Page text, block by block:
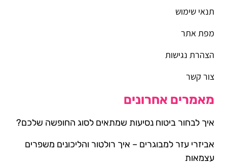
תנאי שימוש
מפת אתר
הצהרת נגישות
צור קשר
מאמרים אחרונים
איך לבחור ביטוח נסיעות שמתאים לסוג החופשה שלכם?
אביזרי עזר למבוגרים – איך רולטור והליכונים משפרים
עצמאות